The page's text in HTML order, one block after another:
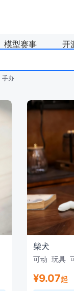
明日方舟
键帽
玩具
模型赛事 开
手办
柴犬
可动 玩具
¥9.07起